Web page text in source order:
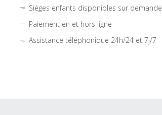
Sièges enfants disponibles sur demande.
Paiement en et hors ligne
Assistance téléphonique 24h/24 et 7j/7